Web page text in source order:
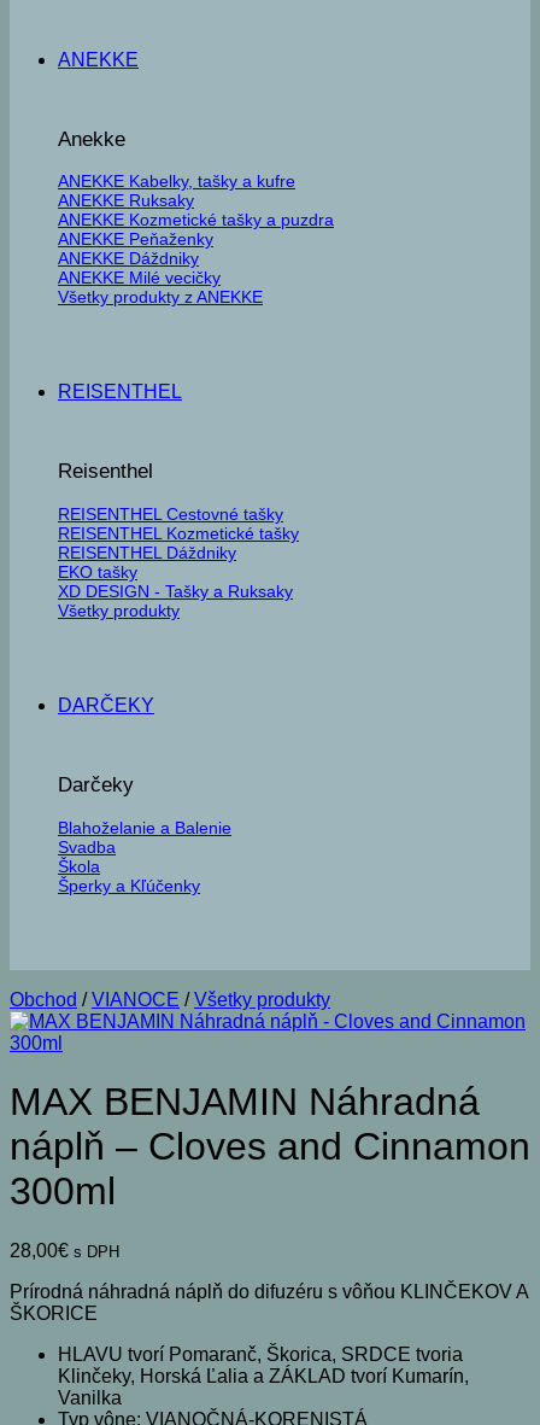
ANEKKE
Anekke
ANEKKE Kabelky, tašky a kufre
ANEKKE Ruksaky
ANEKKE Kozmetické tašky a puzdra
ANEKKE Peňaženky
ANEKKE Dáždniky
ANEKKE Milé vecičky
Všetky produkty z ANEKKE
REISENTHEL
Reisenthel
REISENTHEL Cestovné tašky
REISENTHEL Kozmetické tašky
REISENTHEL Dáždniky
EKO tašky
XD DESIGN - Tašky a Ruksaky
Všetky produkty
DARČEKY
Darčeky
Blahoželanie a Balenie
Svadba
Škola
Šperky a Kľúčenky
Obchod / VIANOCE / Všetky produkty
MAX BENJAMIN Náhradná
náplň – Cloves and Cinnamon
300ml
28,00€ s DPH
Prírodná náhradná náplň do difuzéru s vôňou KLINČEKOV A
ŠKORICE
HLAVU tvorí Pomaranč, Škorica, SRDCE tvoria
Klinčeky, Horská Ľalia a ZÁKLAD tvorí Kumarín,
Vanilka
Typ vône: VIANOČNÁ-KORENISTÁ